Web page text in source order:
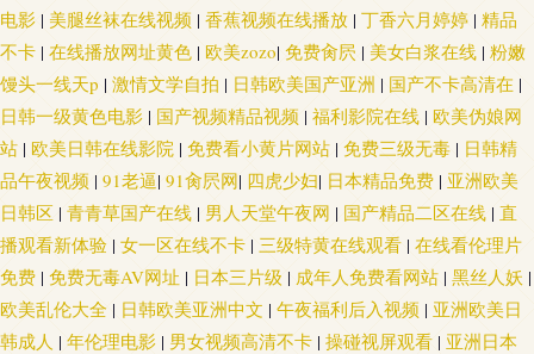
电影 | 美腿丝袜在线视频 | 香蕉视频在线播放 | 丁香六月婷婷 | 精品
不卡 | 在线播放网址黄色 | 欧美zozo| 免费肏屄 | 美女白浆在线 | 粉嫩
馒头一线天p | 激情文学自拍 | 日韩欧美国产亚洲 | 国产不卡高清在 |
日韩一级黄色电影 | 国产视频精品视频 | 福利影院在线 | 欧美伪娘网
站 | 欧美日韩在线影院 | 免费看小黄片网站 | 免费三级无毒 | 日韩精
品午夜视频 | 91老逼| 91肏屄网| 四虎少妇| 日本精品免费 | 亚洲欧美
日韩区 | 青青草国产在线 | 男人天堂午夜网 | 国产精品二区在线 | 直
播观看新体验 | 女一区在线不卡 | 三级特黄在线观看 | 在线看伦理片
免费 | 免费无毒AV网址 | 日本三片级 | 成年人免费看网站 | 黑丝人妖 |
欧美乱伦大全 | 日韩欧美亚洲中文 | 午夜福利后入视频 | 亚洲欧美日
韩成人 | 年伦理电影 | 男女视频高清不卡 | 操碰视屏观看 | 亚洲日本